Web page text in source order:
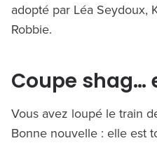
adopté par Léa Seydoux,
Robbie.
Coupe shag…
Vous avez loupé le train
Bonne nouvelle : elle est